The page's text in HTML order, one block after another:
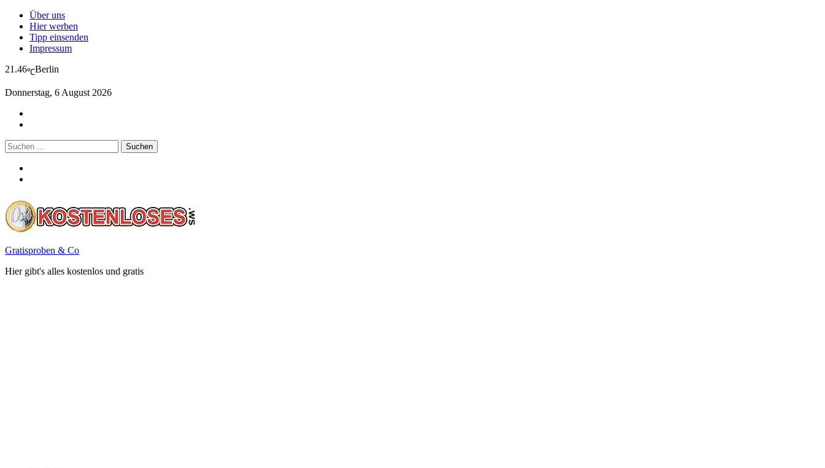
Über uns
Hier werben
Tipp einsenden
Impressum
21.46℃Berlin
Donnerstag, 6 August 2026
Suchen
nach:
Gratisproben & Co
Hier gibt's alles kostenlos und gratis